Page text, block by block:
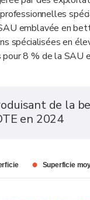
emblavée en
en
8 % de la SAU
de la
en 2024
Superficie